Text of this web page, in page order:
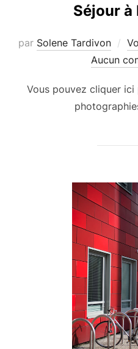
Séjour à
par Solene Tardivon
Aucun
Vous pouvez cliquer ici